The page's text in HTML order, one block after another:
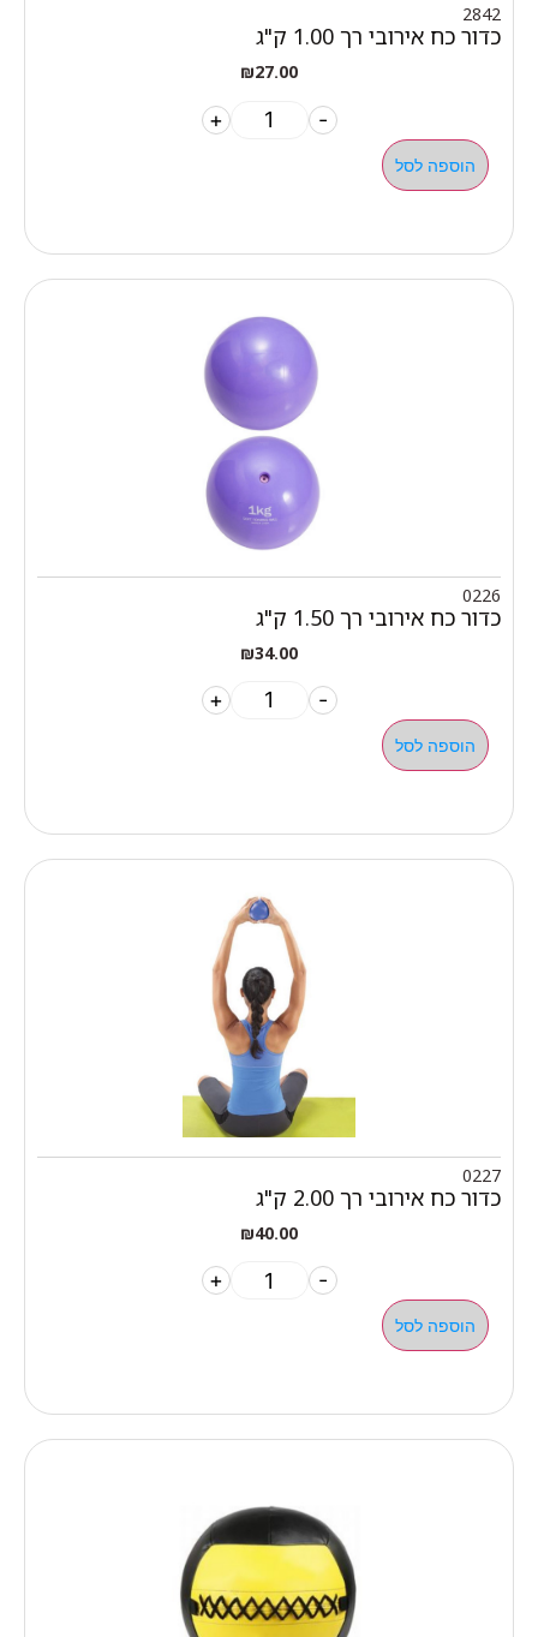
2842
כדור כח אירובי רך 1.00 ק"ג
₪27.00
-
+
הוספה לסל
0226
כדור כח אירובי רך 1.50 ק"ג
₪34.00
-
+
הוספה לסל
0227
כדור כח אירובי רך 2.00 ק"ג
₪40.00
-
+
הוספה לסל